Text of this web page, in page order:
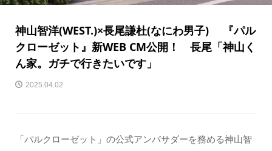
神山智洋(WEST.)×長尾謙杜(なにわ男子) 『パル
クローゼット』新WEB CM公開！ 長尾「神山く
ん家。ガチで行きたいです」
2025.04.02
「パルクローゼット」の公式アンバサダーを務める神山智